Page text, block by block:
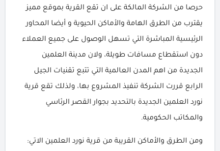
حرصا من الشركة المالكة على ان تقع القرية بموقع مميز
يقترب من الطرق الهامة والأماكن الحيوية و أيضا المحاور
الرئيسية المباشرة التي تسهل الوصول على جميع العملاء
دون استقطاع مسافات طويلة، ولان مدينة العلمين
الجديدة من اهم المدن العالمية التي تتبع تقنيات الجيل
الرابع قررت الشركة تنفيذ المشروع بها، ولذلك تقع قرية
نورد العلمين الجديدة بالتحديد بجوار القصر الرئاسي
والمكاتب الحكومية.
ومن الطرق والأماكن القريبة من قرية نورد العلمين الاتي: